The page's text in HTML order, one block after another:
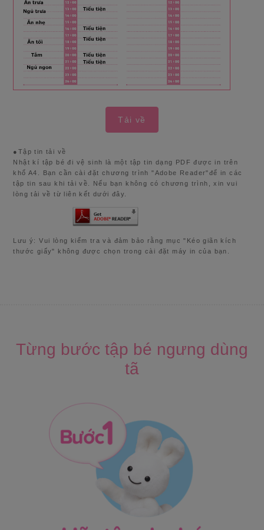
Tải về
●Tập tin tải về
Nhật kí tập bé đi vệ sinh là một tập tin dạng PDF được in trên
khổ A4. Bạn cần cài đặt chương trình "Adobe Reader"để in các
tập tin sau khi tải về. Nếu bạn không có chương trình, xin vui
lòng tải về từ liên kết dưới đây.
Lưu ý: Vui lòng kiểm tra và đảm bảo rằng mục "Kéo giãn kích
thước giấy" không được chọn trong cài đặt máy in của bạn.
Từng bước tập bé ngưng dùng
tã